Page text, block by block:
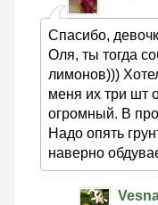
Спасибо,
Оля, ты тогда
лимонов)))
меня их три шт
огромный. В
Надо опять
наверно